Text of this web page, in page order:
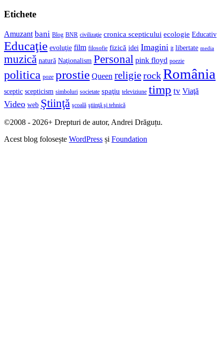
Etichete
Amuzant bani Blog BNR civilizaţie cronica scepticului ecologie Educativ
Educaţie evoluţie film filosofie fizică idei Imagini it libertate media
muzică natură Naţionalism Personal pink floyd poezie
politica poze prostie Queen religierockRomânia
sceptic scepticism simboluri societate spaţiu televiziune timp tv Viaţă
Video web Ştiinţă şcoală ştiinţă şi tehnică
©2008 - 2026+ Drepturi de autor, Andrei Drăguțu.
Acest blog folosește WordPress și Foundation